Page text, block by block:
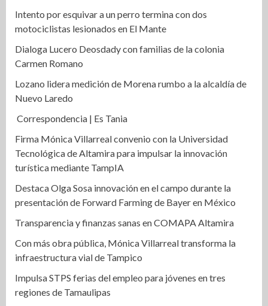
Intento por esquivar a un perro termina con dos
motociclistas lesionados en El Mante
Dialoga Lucero Deosdady con familias de la colonia
Carmen Romano
Lozano lidera medición de Morena rumbo a la alcaldía de
Nuevo Laredo
Correspondencia | Es Tania
Firma Mónica Villarreal convenio con la Universidad
Tecnológica de Altamira para impulsar la innovación
turística mediante TampIA
Destaca Olga Sosa innovación en el campo durante la
presentación de Forward Farming de Bayer en México
Transparencia y finanzas sanas en COMAPA Altamira
Con más obra pública, Mónica Villarreal transforma la
infraestructura vial de Tampico
Impulsa STPS ferias del empleo para jóvenes en tres
regiones de Tamaulipas